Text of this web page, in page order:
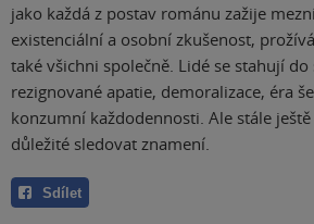
jako každá z postav románu zažije
existenciální a osobní zkušenost,
také všichni společně. Lidé se stahují do
rezignované apatie, demoralizace, éra
konzumní každodennosti. Ale stále
důležité sledovat znamení.
Sdílet